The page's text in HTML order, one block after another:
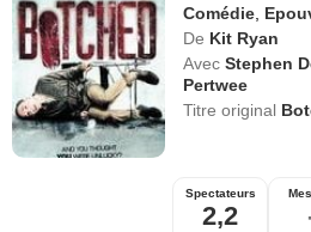
Comédie
De Kit Ryan
Avec Stephen
Pertwee
Titre original
Spectateurs
2,2